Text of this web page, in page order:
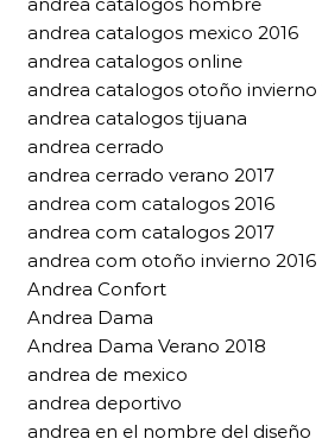
andrea catalogos mexico 2016
andrea catalogos online
andrea catalogos otoño invierno
andrea catalogos tijuana
andrea cerrado
andrea cerrado verano 2017
andrea com catalogos 2016
andrea com catalogos 2017
andrea com otoño invierno 2016
Andrea Confort
Andrea Dama
Andrea Dama Verano 2018
andrea de mexico
andrea deportivo
andrea en el nombre del diseño